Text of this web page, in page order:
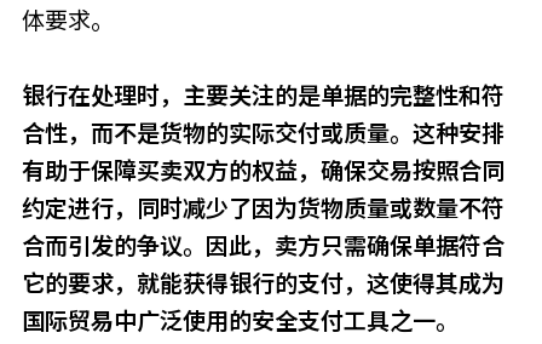
体要求。
银行在处理时，主要关注的是单据的完整性和符
合性，而不是货物的实际交付或质量。这种安排
有助于保障买卖双方的权益，确保交易按照合同
约定进行，同时减少了因为货物质量或数量不符
合而引发的争议。因此，卖方只需确保单据符合
它的要求，就能获得银行的支付，这使得其成为
国际贸易中广泛使用的安全支付工具之一。